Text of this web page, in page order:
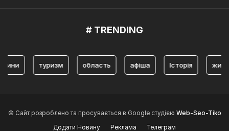
# TRENDING
туризм область афіша Історія житомир
© Сайт розроблено та просувається в Google студією Web-Seo-Tiko
Додати Новину
Реклама Телеграм